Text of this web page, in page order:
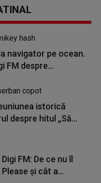
navigator pe ocean.
FM despre...
istorică
despre hitul „Să...
FM: De ce nu îl
și cât a...